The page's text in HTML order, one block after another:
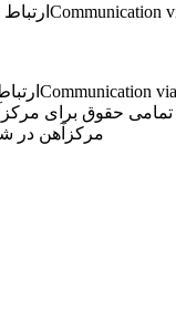
Communication
Communication
تمامی حقوق برای
مرکزآهن در